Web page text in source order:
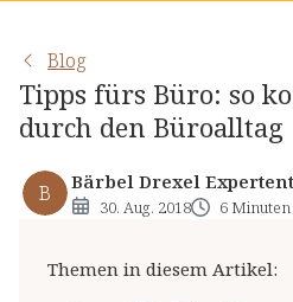
Blog
Tipps fürs Büro: so
durch den Büroalltag
B Bärbel Drexel
30. Aug. 2018 6 Minuten
Themen in diesem Artikel:
Büro